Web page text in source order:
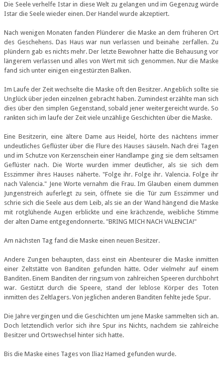
Die Seele verhelfe Istar in diese Welt zu gelangen und im Gegenzug würde
Istar die Seele wieder einen. Der Handel wurde akzeptiert.
Nach wenigen Monaten fanden Plünderer die Maske an dem früheren Ort
des Geschehens. Das Haus war nun verlassen und beinahe zerfallen. Zu
plündern gab es nichts mehr. Der letzte Bewohner hatte die Behausung vor
längerem verlassen und alles von Wert mit sich genommen. Nur die Maske
fand sich unter einigen eingestürzten Balken.
Im Laufe der Zeit wechselte die Maske oft den Besitzer. Angeblich sollte sie
Unglück über jeden einzelnen gebracht haben. Zumindest erzählte man sich
dies über den simplen Gegenstand, sobald jener weitergereicht wurde. So
rankten sich im laufe der Zeit viele unzählige Geschichten über die Maske.
Eine Besitzerin, eine ältere Dame aus Heidel, hörte des nächtens immer
undeutliches Geflüster über die Flure des Hauses säuseln. Nach drei Tagen
und im Schutze von Kerzenschein einer Handlampe ging sie dem seltsamen
Geflüster nach. Die Worte wurden immer deutlicher, als sie sich dem
Esszimmer ihres Hauses näherte. "Folge ihr. Folge ihr. Valencia. Folge ihr
nach Valencia." Jene Worte vernahm die Frau. Im Glauben einem dummen
Jungenstreich auferlegt zu sein, öffnete sie die Tür zum Esszimmer und
schrie sich die Seele aus dem Leib, als sie an der Wand hängend die Maske
mit rotglühende Augen erblickte und eine krächzende, weibliche Stimme
der alten Dame entgegendonnerte. "BRING MICH NACH VALENCIA!"
Am nächsten Tag fand die Maske einen neuen Besitzer.
Andere Zungen behaupten, dass einst ein Abenteurer die Maske inmitten
einer Zeltstätte von Banditen gefunden hätte. Oder vielmehr auf einem
Banditen. Einem Banditen der ringsum von zahlreichen Speeren durchbohrt
war. Gestützt durch die Speere, stand der leblose Körper des Toten
inmitten des Zeltlagers. Von jeglichen anderen Banditen fehlte jede Spur.
Die Jahre vergingen und die Geschichten um jene Maske sammelten sich an.
Doch letztendlich verlor sich ihre Spur ins Nichts, nachdem sie zahlreiche
Besitzer und Ortswechsel hinter sich hatte.
Bis die Maske eines Tages von Iliaz Hamed gefunden wurde.